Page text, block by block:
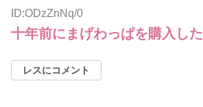
ID:ODzZnNq/0
十年前にまげわっぱを購入し
レスにコメント